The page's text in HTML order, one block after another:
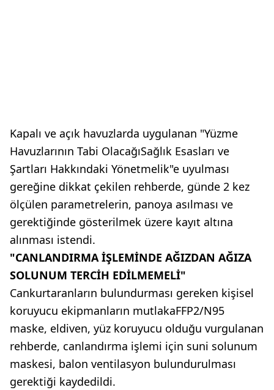
Kapalı ve açık havuzlarda uygulanan "Yüzme
Havuzlarının Tabi OlacağıSağlık Esasları ve
Şartları Hakkındaki Yönetmelik"e uyulması
gereğine dikkat çekilen rehberde, günde 2 kez
ölçülen parametrelerin, panoya asılması ve
gerektiğinde gösterilmek üzere kayıt altına
alınması istendi.
"CANLANDIRMA İŞLEMİNDE AĞIZDAN AĞIZA
SOLUNUM TERCİH EDİLMEMELİ"
Cankurtaranların bulundurması gereken kişisel
koruyucu ekipmanların mutlakaFFP2/N95
maske, eldiven, yüz koruyucu olduğu vurgulanan
rehberde, canlandırma işlemi için suni solunum
maskesi, balon ventilasyon bulundurulması
gerektiği kaydedildi.